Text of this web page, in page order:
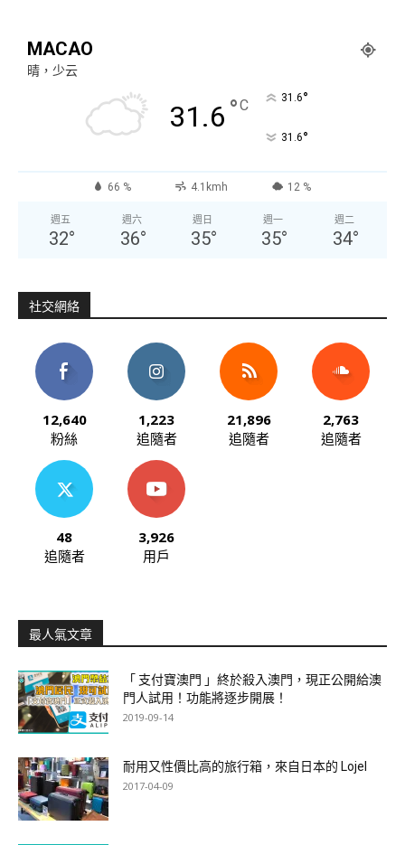
MACAO
晴，少云
31.6 °C 31.6°
31.6°
66 % 4.1kmh 12 %
週五
32°
週六
36°
週日
35°
週一
35°
週二
34°
社交網絡
12,640
粉絲
1,223
追隨者
21,896
追隨者
2,763
追隨者
48
追隨者
3,926
用戶
最人氣文章
「 支付寶澳門 」終於殺入澳門，現正公開給澳
門人試用！功能將逐步開展！
2019-09-14
耐用又性價比高的旅行箱，來自日本的 Lojel
2017-04-09